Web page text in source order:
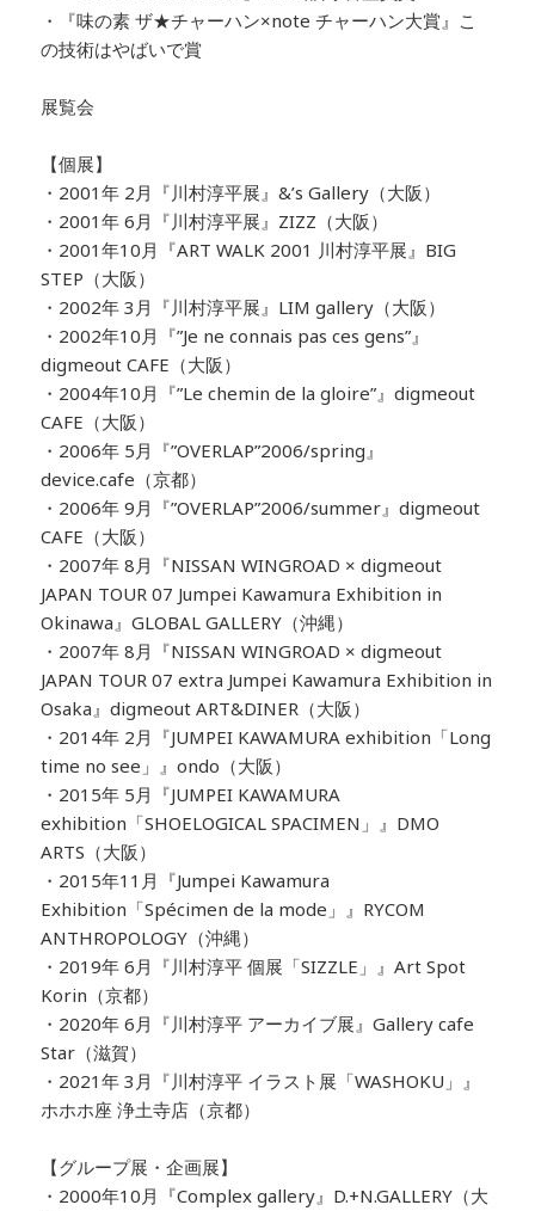
・『味の素 ザ★チャーハン×note チャーハン大賞』こ
の技術はやばいで賞
展覧会
【個展】
・2001年 2月『川村淳平展』&’s Gallery（大阪）
・2001年 6月『川村淳平展』ZIZZ（大阪）
・2001年10月『ART WALK 2001 川村淳平展』BIG
STEP（大阪）
・2002年 3月『川村淳平展』LIM gallery（大阪）
・2002年10月『”Je ne connais pas ces gens”』
digmeout CAFE（大阪）
・2004年10月『”Le chemin de la gloire”』digmeout
CAFE（大阪）
・2006年 5月『”OVERLAP”2006/spring』
device.cafe（京都）
・2006年 9月『”OVERLAP”2006/summer』digmeout
CAFE（大阪）
・2007年 8月『NISSAN WINGROAD × digmeout
JAPAN TOUR 07 Jumpei Kawamura Exhibition in
Okinawa』GLOBAL GALLERY（沖縄）
・2007年 8月『NISSAN WINGROAD × digmeout
JAPAN TOUR 07 extra Jumpei Kawamura Exhibition in
Osaka』digmeout ART&DINER（大阪）
・2014年 2月『JUMPEI KAWAMURA exhibition「Long
time no see」』ondo（大阪）
・2015年 5月『JUMPEI KAWAMURA
exhibition「SHOELOGICAL SPACIMEN」』DMO
ARTS（大阪）
・2015年11月『Jumpei Kawamura
Exhibition「Spécimen de la mode」』 RYCOM
ANTHROPOLOGY （沖縄）
・2019年 6月『川村淳平 個展「SIZZLE」』Art Spot
Korin（京都）
・2020年 6月『川村淳平 アーカイブ展』Gallery cafe
Star（滋賀）
・2021年 3月『川村淳平 イラスト展「WASHOKU」』
ホホホ座 浄土寺店（京都）
【グループ展・企画展】
・2000年10月『Complex gallery』D.+N.GALLERY（大